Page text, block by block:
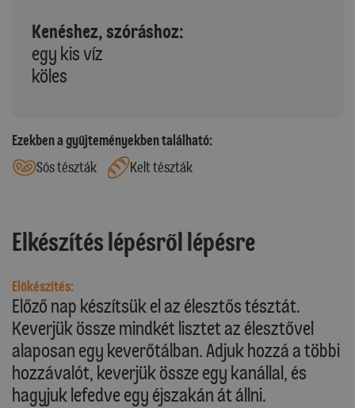
Kenéshez, szóráshoz:
egy kis víz
köles
Ezekben a gyűjteményekben található:
Sós tészták
Kelt tészták
Elkészítés lépésről lépésre
Előkészítés:
Előző nap készítsük el az élesztős tésztát.
Keverjük össze mindkét lisztet az élesztővel
alaposan egy keverőtálban. Adjuk hozzá a többi
hozzávalót, keverjük össze egy kanállal, és
hagyjuk lefedve egy éjszakán át állni.